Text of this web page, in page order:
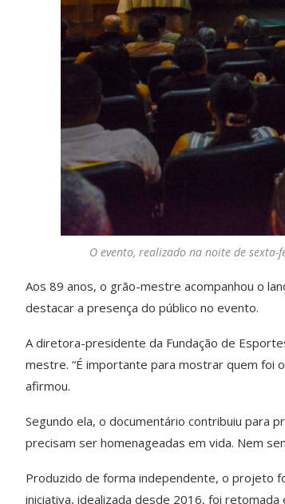
O evento, realizado na noite de
Aos 89 anos, o grão-mestre acompanhou o
destacar a presença do público no evento.
A diretora-presidente da Fundação de
mestre. “É importante para mostrar quem foi
afirmou.
Segundo ela, o documentário contribuiu para
precisam ser homenageadas em vida. Nem
Produzido de forma independente, o projeto
iniciativa, idealizada desde 2016, foi retomada